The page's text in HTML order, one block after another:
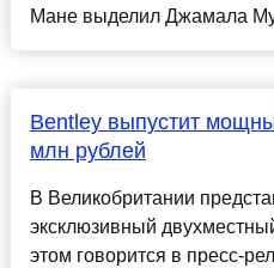
Мане выделил Джамала
Bentley выпустит
млн рублей
В Великобритании
эксклюзивный
этом говорится в пресс-